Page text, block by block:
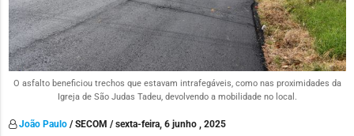
O asfalto beneficiou trechos que estavam intrafegáveis, como nas proximidades da
Igreja de São Judas Tadeu, devolvendo a mobilidade no local.
João Paulo/ SECOM / sexta-feira, 6 junho , 2025